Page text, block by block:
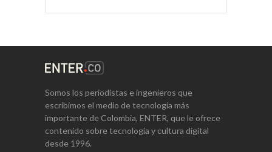
Somos los periodistas e ingenieros que
escribimos el medio de tecnología más
importante de Colombia, ENTER, que le ofrece
contenido sobre tecnología y cultura digital
desde 1996.